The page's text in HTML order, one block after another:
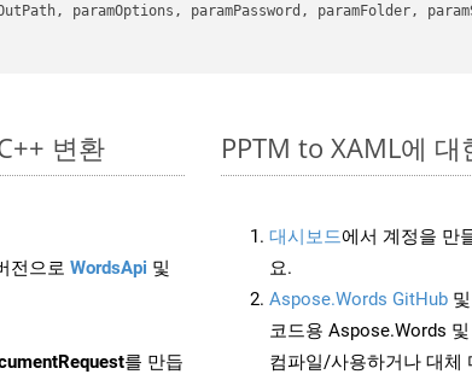
paramOptions, paramPassword, paramFolder,
변환
전으로 WordsApi 및
를 만듭
PPTM to XAML에 대
대시보드에서 계정을 만
요.
Aspose.Words GitHub 및
코드용 Aspose.Words
컴파일/사용하거나 대체